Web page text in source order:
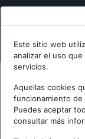
Este sitio web
analizar el uso
servicios.
Aquellas cookies
funcionamiento
Puedes aceptar
consultar más